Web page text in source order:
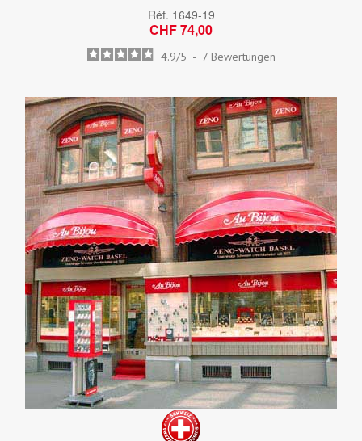
Réf. 1649-19
CHF 74,00
4.9/5 - 7 Bewertungen